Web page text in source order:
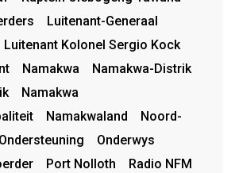
Luitenant-Generaal
Luitenant Kolonel Sergio Kock
Namakwa
Namakwa-Distrik
Namakwa
Namakwaland
Noord-
Ondersteuning
Onderwys
Port Nolloth
Radio NFM